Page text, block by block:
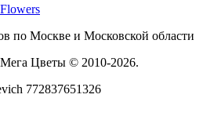
по Москве и Московской области
Мега Цветы © 2010-2026.
772837651326